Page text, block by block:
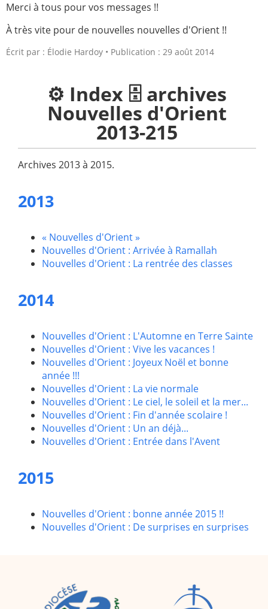
Merci à tous pour vos messages !!
À très vite pour de nouvelles nouvelles d'Orient !!
Écrit par : Élodie Hardoy Publication : 29 août 2014
⚙️ Index 🗄️ archives
Nouvelles d'Orient
2013-215
Archives 2013 à 2015.
2013
« Nouvelles d'Orient »
Nouvelles d'Orient : Arrivée à Ramallah
Nouvelles d'Orient : La rentrée des classes
2014
Nouvelles d'Orient : L'Automne en Terre Sainte
Nouvelles d'Orient : Vive les vacances !
Nouvelles d'Orient : Joyeux Noël et bonne
année !!!
Nouvelles d'Orient : La vie normale
Nouvelles d'Orient : Le ciel, le soleil et la mer...
Nouvelles d'Orient : Fin d'année scolaire !
Nouvelles d'Orient : Un an déjà...
Nouvelles d'Orient : Entrée dans l'Avent
2015
Nouvelles d'Orient : bonne année 2015 !!
Nouvelles d'Orient : De surprises en surprises